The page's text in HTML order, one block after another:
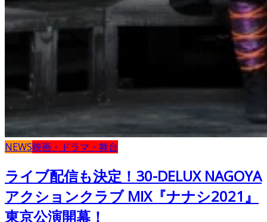
NEWS映画・ドラマ・舞台
ライブ配信も決定！30-DELUX NAGOYA
アクションクラブ MIX『ナナシ2021』
東京公演開幕！